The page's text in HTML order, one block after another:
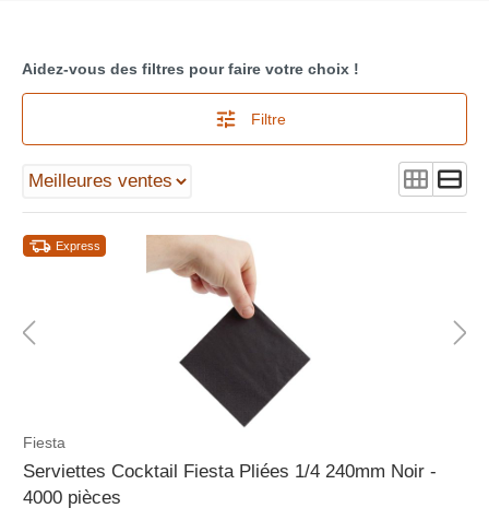
Aidez-vous des filtres pour faire votre choix !
Filtre
Express
Fiesta
Serviettes Cocktail Fiesta Pliées 1/4 240mm Noir -
4000 pièces